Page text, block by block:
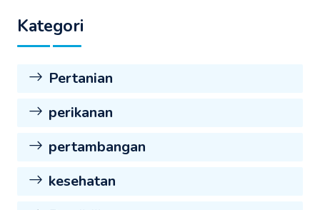
Kategori
Pertanian
perikanan
pertambangan
kesehatan